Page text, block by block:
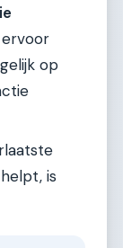
op
is